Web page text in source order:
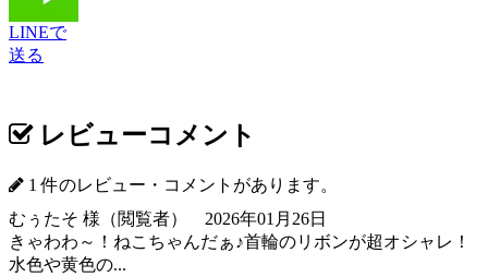
LINEで
送る
レビューコメント
1 件のレビュー・コメントがあります。
むぅたそ 様（閲覧者） 2026年01月26日
きゃわわ～！ねこちゃんだぁ♪首輪のリボンが超オシャレ！
水色や黄色の...